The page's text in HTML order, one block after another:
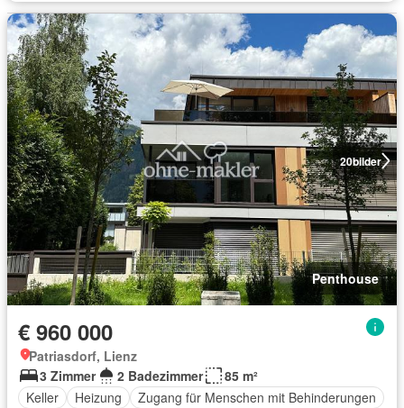
20bilder
Penthouse
€ 960 000
Patriasdorf, Lienz
3 Zimmer
2 Badezimmer
85 m²
Keller
Heizung Zugang für Menschen mit Behinderungen